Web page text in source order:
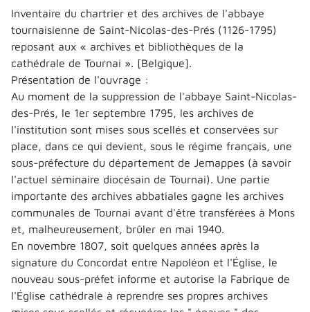
Inventaire du chartrier et des archives de l'abbaye
tournaisienne de Saint-Nicolas-des-Prés (1126-1795)
reposant aux « archives et bibliothèques de la
cathédrale de Tournai ». [Belgique].
Présentation de l'ouvrage :
Au moment de la suppression de l'abbaye Saint-Nicolas-
des-Prés, le 1er septembre 1795, les archives de
l'institution sont mises sous scellés et conservées sur
place, dans ce qui devient, sous le régime français, une
sous-préfecture du département de Jemappes (à savoir
l'actuel séminaire diocésain de Tournai). Une partie
importante des archives abbatiales gagne les archives
communales de Tournai avant d'être transférées à Mons
et, malheureusement, brûler en mai 1940.
En novembre 1807, soit quelques années après la
signature du Concordat entre Napoléon et l'Église, le
nouveau sous-préfet informe et autorise la Fabrique de
l'Église cathédrale à reprendre ses propres archives